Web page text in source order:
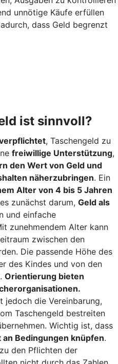
unnötige Käufe erfüllen
dass Geld begrenzt
ist sinnvoll?
, Taschengeld zu
freiwillige Unterstützung,
den Wert von Geld und
näherzubringen. Ein
Alter von 4 bis 5 Jahren
zunächst darum, Geld als
und einfache
zunehmendem Alter kann
zwischen den
Die passende Höhe des
des Kindes und von den
Orientierung bieten
jedoch die Vereinbarung,
Taschengeld bestreiten
Wichtig ist, dass
an Bedingungen knüpfen.
den Pflichten der